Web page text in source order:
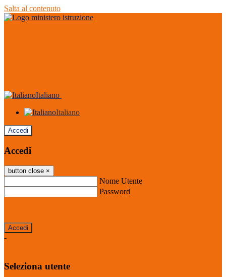
Salta al contenuto
Italiano
Italiano
Accedi
Accedi
button close ×
Nome Utente
Password
-
Seleziona utente